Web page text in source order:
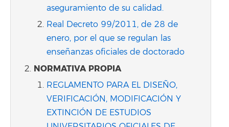
aseguramiento de su calidad.
Real Decreto 99/2011, de 28 de
enero, por el que se regulan las
enseñanzas oficiales de doctorado
NORMATIVA PROPIA
REGLAMENTO PARA EL DISEÑO,
VERIFICACIÓN, MODIFICACIÓN Y
EXTINCIÓN DE ESTUDIOS